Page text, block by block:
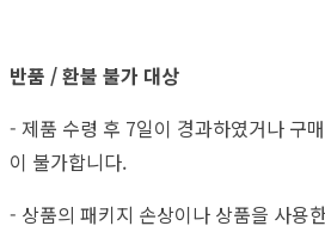
반품 / 환불 불가 대상
- 제품 수령 후 7일이 경과하였거나 구
이 불가합니다.
- 상품의 패키지 손상이나 상품을 사용